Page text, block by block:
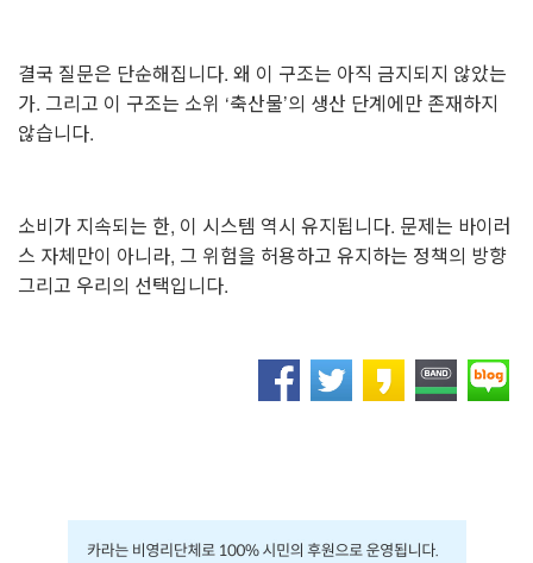
결국 질문은 단순해집니다. 왜 이 구조는 아직 금지되지 않았는
가. 그리고 이 구조는 소위 ‘축산물’의 생산 단계에만 존재하지
않습니다.
소비가 지속되는 한, 이 시스템 역시 유지됩니다. 문제는 바이러
스 자체만이 아니라, 그 위험을 허용하고 유지하는 정책의 방향
그리고 우리의 선택입니다.